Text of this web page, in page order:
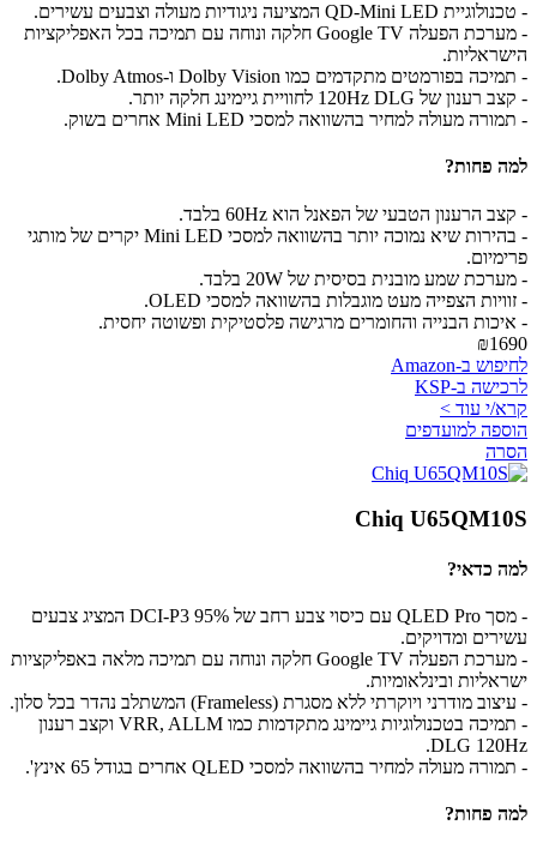
- טכנולוגיית QD-Mini LED המציעה ניגודיות מעולה וצבעים עשירים.
- מערכת הפעלה Google TV חלקה ונוחה עם תמיכה בכל האפליקציות
הישראליות.
- תמיכה בפורמטים מתקדמים כמו Dolby Vision ו-Dolby Atmos.
- קצב רענון של 120Hz DLG לחוויית גיימינג חלקה יותר.
- תמורה מעולה למחיר בהשוואה למסכי Mini LED אחרים בשוק.
למה פחות?
- קצב הרענון הטבעי של הפאנל הוא 60Hz בלבד.
- בהירות שיא נמוכה יותר בהשוואה למסכי Mini LED יקרים של מותגי
פרימיום.
- מערכת שמע מובנית בסיסית של 20W בלבד.
- זוויות הצפייה מעט מוגבלות בהשוואה למסכי OLED.
- איכות הבנייה והחומרים מרגישה פלסטיקית ופשוטה יחסית.
₪1690
לחיפוש ב-Amazon
לרכישה ב-KSP
קרא/י עוד >
הוספה למועדפים
הסרה
Chiq U65QM10S
למה כדאי?
- מסך QLED Pro עם כיסוי צבע רחב של 95% DCI-P3 המציג צבעים
עשירים ומדויקים.
- מערכת הפעלה Google TV חלקה ונוחה עם תמיכה מלאה באפליקציות
ישראליות ובינלאומיות.
- עיצוב מודרני ויוקרתי ללא מסגרת (Frameless) המשתלב נהדר בכל סלון.
- תמיכה בטכנולוגיות גיימינג מתקדמות כמו VRR, ALLM וקצב רענון
DLG 120Hz.
- תמורה מעולה למחיר בהשוואה למסכי QLED אחרים בגודל 65 אינץ'.
למה פחות?